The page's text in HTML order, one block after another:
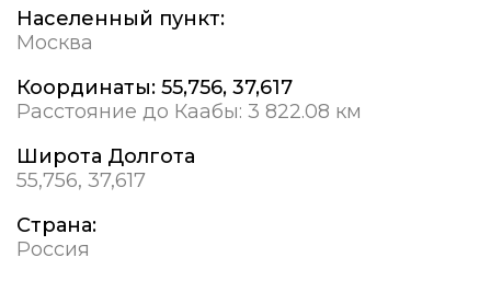
Населенный пункт:
Москва
Координаты: 55,756, 37,617
Расстояние до Каабы: 3 822.08 км
Широта Долгота
55,756, 37,617
Страна:
Россия